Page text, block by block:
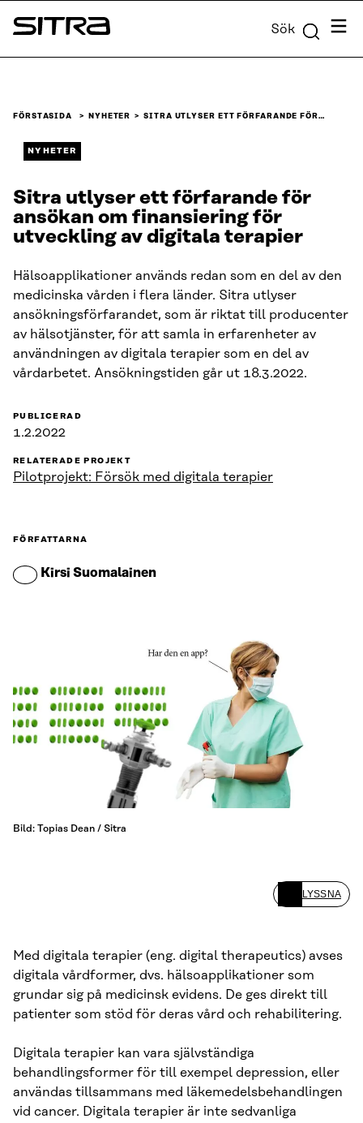
Skip to
content
Sitra Sök Meny
FÖRSTASIDA NYHETER SITRA UTLYSER ETT FÖRFARANDE FÖR…
NYHETER
Sitra utlyser ett förfarande för
ansökan om finansiering för
utveckling av digitala terapier
Hälsoapplikationer används redan som en del av den
medicinska vården i flera länder. Sitra utlyser
ansökningsförfarandet, som är riktat till producenter
av hälsotjänster, för att samla in erfarenheter av
användningen av digitala terapier som en del av
vårdarbetet. Ansökningstiden går ut 18.3.2022.
PUBLICERAD
1.2.2022
RELATERADE PROJEKT
Pilotprojekt: Försök med digitala terapier
FÖRFATTARNA
Kirsi Suomalainen
Bild: Topias Dean / Sitra
LYSSNA
Med digitala terapier (eng. digital therapeutics) avses
digitala vårdformer, dvs. hälsoapplikationer som
grundar sig på medicinsk evidens. De ges direkt till
patienter som stöd för deras vård och rehabilitering.
Digitala terapier kan vara självständiga
behandlingsformer för till exempel depression, eller
användas tillsammans med läkemedelsbehandlingen
vid cancer. Digitala terapier är inte sedvanliga